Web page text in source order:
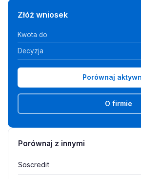
Złóż wniosek
Kwota do
Decyzja
Porównaj
O firmie
Porównaj z innymi
Soscredit